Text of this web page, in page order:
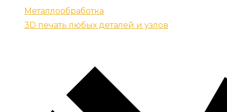
Металлообработка
3D печать любых деталей и узлов